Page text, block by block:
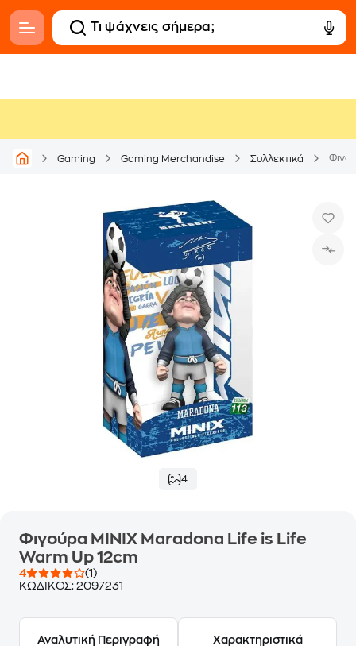
Gaming Gaming Merchandise Συλλεκτικά
4
Φιγούρα MINIX Maradona Life is Life
Warm Up 12cm
4
(1)
ΚΩΔΙΚΟΣ: 2097231
Αναλυτική Περιγραφή Χαρακτηριστικά